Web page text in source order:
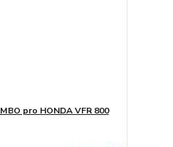
pro HONDA VFR 800